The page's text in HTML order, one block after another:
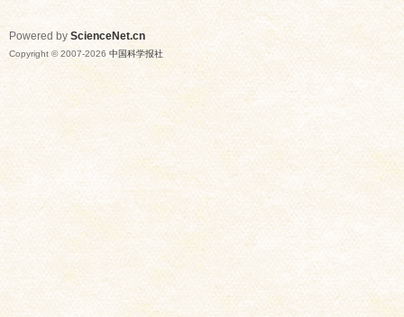
Powered by ScienceNet.cn
Copyright © 2007-2026 中国科学报社